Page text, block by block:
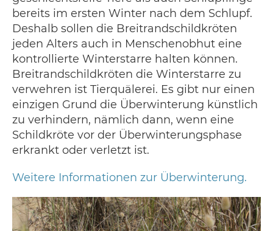
bereits im ersten Winter nach dem Schlupf.
Deshalb sollen die Breitrandschildkröten
jeden Alters auch in Menschenobhut eine
kontrollierte Winterstarre halten können.
Breitrandschildkröten die Winterstarre zu
verwehren ist Tierquälerei. Es gibt nur einen
einzigen Grund die Überwinterung künstlich
zu verhindern, nämlich dann, wenn eine
Schildkröte vor der Überwinterungsphase
erkrankt oder verletzt ist.
Weitere Informationen zur Überwinterung.